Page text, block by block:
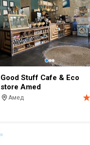
Good Stuff Cafe & Eco
store Amed
Амед